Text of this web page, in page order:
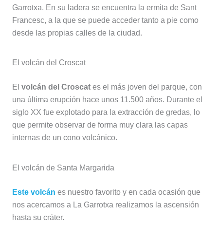
Garrotxa. En su ladera se encuentra la ermita de Sant
Francesc, a la que se puede acceder tanto a pie como
desde las propias calles de la ciudad.
El volcán del Croscat
El volcán del Croscates el más joven del parque, con
una última erupción hace unos 11.500 años. Durante el
siglo XX fue explotado para la extracción de gredas, lo
que permite observar de forma muy clara las capas
internas de un cono volcánico.
El volcán de Santa Margarida
Este volcán es nuestro favorito y en cada ocasión que
nos acercamos a La Garrotxa realizamos la ascensión
hasta su cráter.